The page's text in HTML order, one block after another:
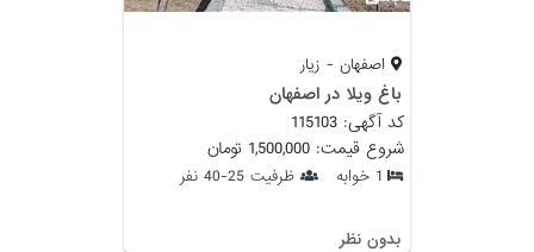
اصفهان - زیار
باغ ویلا در اصفهان
کد آگهی: 115103
شروع قیمت: 1,500,000 تومان
1 خوابه ظرفیت 25-40 نفر
بدون نظر